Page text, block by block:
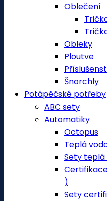
Oblečení
Obleky
Ploutve
Šnorchly
Potápěčské potřeby
ABC sety
Automatiky
Octopus
Teplá
Sety teplá
)
Sety